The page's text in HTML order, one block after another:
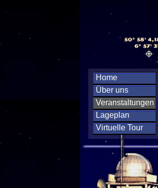
Home
Über uns
Veranstaltungen
Lageplan
Virtuelle Tour